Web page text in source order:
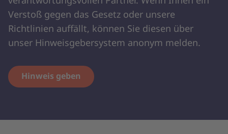
Verstoß gegen das Gesetz oder unsere
Richtlinien auffällt, können Sie diesen über
unser Hinweisgebersystem anonym melden.
Hinweis geben